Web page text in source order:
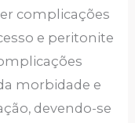
complicações
e peritonite
morbidade e
devendo-se